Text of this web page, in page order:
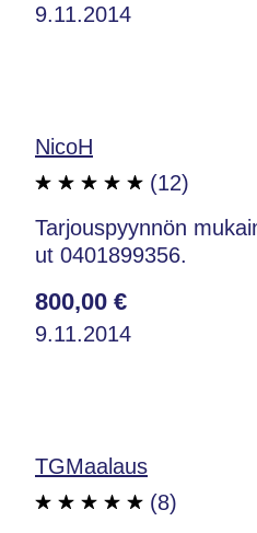
9.11.2014
NicoH
(12)
Tarjouspyynnön
ut 0401899356.
800,00 €
9.11.2014
TGMaalaus
(8)